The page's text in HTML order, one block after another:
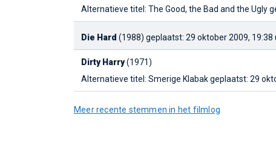
Alternatieve titel: The Good, the Bad and the Ugly
Die Hard (1988) geplaatst: 29 oktober 2009, 19:38
Dirty Harry(1971)
Alternatieve titel: Smerige Klabakgeplaatst: 29
Meer recente stemmen in het filmlog